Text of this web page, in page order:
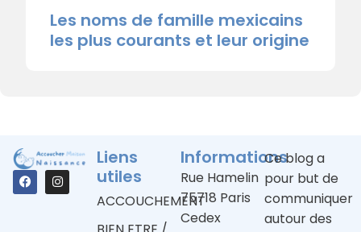
Les noms de famille mexicains
les plus courants et leur origine
Liens
utiles
ACCOUCHEMENT
Informations
Rue Hamelin
75718 Paris
Cedex
Ce blog a
pour but de
communiquer
autour des